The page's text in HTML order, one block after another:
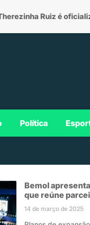
Política
Bemol
que reúne
14 de março de 2025